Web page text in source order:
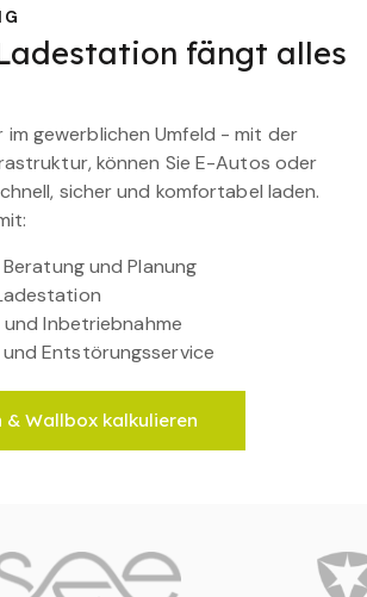
fängt alles
im gewerblichen Umfeld - mit der
können Sie E-Autos oder
sicher und komfortabel laden.
und Planung
Inbetriebnahme
Entstörungsservice
Wallbox kalkulieren